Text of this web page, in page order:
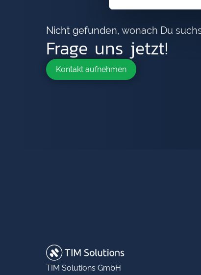
Nicht gefunden, wonach Du
Frage uns jetzt!
Kontakt aufnehmen
TIM Solutions GmbH